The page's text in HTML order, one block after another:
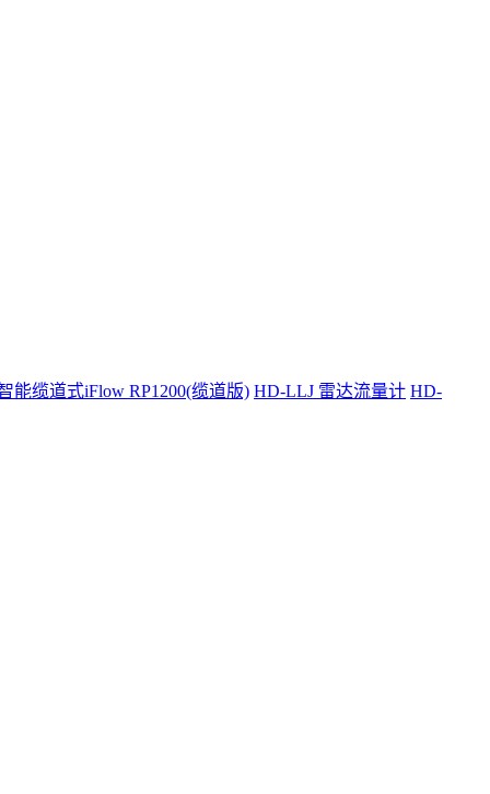
能缆道式iFlow RP1200(缆道版) HD-LLJ 雷达流量计 HD-